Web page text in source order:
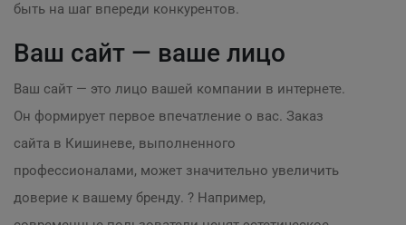
быть на шаг впереди конкурентов.
Ваш сайт — ваше лицо
Ваш сайт — это лицо вашей компании в интернете.
Он формирует первое впечатление о вас. Заказ
сайта в Кишиневе, выполненного
профессионалами, может значительно увеличить
доверие к вашему бренду. ? Например,